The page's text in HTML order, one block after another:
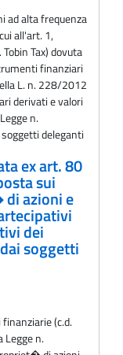
ad alta frequenza
all'art. 1,
Tax) dovuta
finanziari
L. n. 228/2012
derivati e valori
n.
deleganti
ex art. 80
sui
azioni e
dei
soggetti
(c.d.
Legge n.